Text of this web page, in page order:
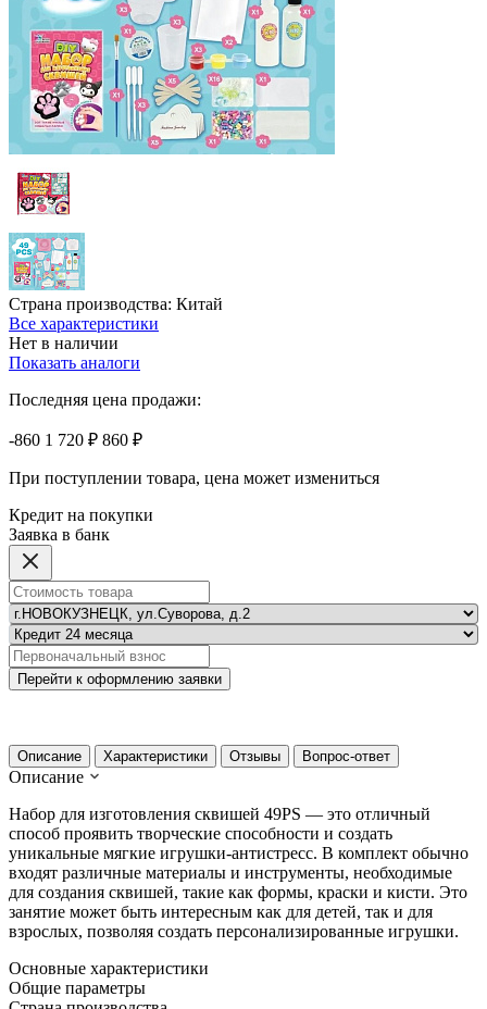
Страна производства: Китай
Все характеристики
Нет в наличии
Показать аналоги
Последняя цена продажи:
-860 1 720 ₽ 860 ₽
При поступлении товара, цена может измениться
Кредит на покупки
Заявка в банк
Перейти к оформлению заявки
Описание Характеристики Отзывы Вопрос-ответ
Описание
Набор для изготовления сквишей 49PS — это отличный
способ проявить творческие способности и создать
уникальные мягкие игрушки-антистресс. В комплект обычно
входят различные материалы и инструменты, необходимые
для создания сквишей, такие как формы, краски и кисти. Это
занятие может быть интересным как для детей, так и для
взрослых, позволяя создать персонализированные игрушки.
Основные характеристики
Общие параметры